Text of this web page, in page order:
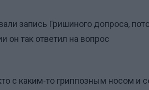
запись Гришиного допроса,
он так ответил на вопрос
с каким-то гриппозным носом и